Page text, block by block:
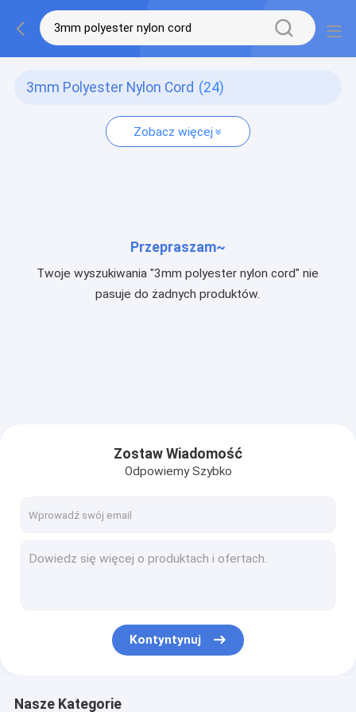
3mm Polyester Nylon Cord (24)
Zobacz więcej
Przepraszam~
Twoje wyszukiwania "3mm polyester nylon cord" nie
pasuje do żadnych produktów.
Zostaw Wiadomość
Odpowiemy Szybko
Kontyntynuj
Nasze Kategorie